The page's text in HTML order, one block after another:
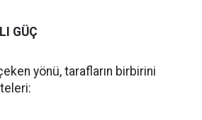
GÜÇ
yönü, tarafların birbirini